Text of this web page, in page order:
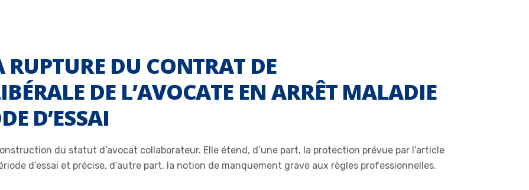
RUPTURE DU CONTRAT DE
DE L’AVOCATE EN ARRÊT MALADIE
D’ESSAI
du statut d’avocat collaborateur. Elle étend, d’une part, la protection prévue par l’article
d’essai et précise, d’autre part, la notion de manquement grave aux règles professionnelles.